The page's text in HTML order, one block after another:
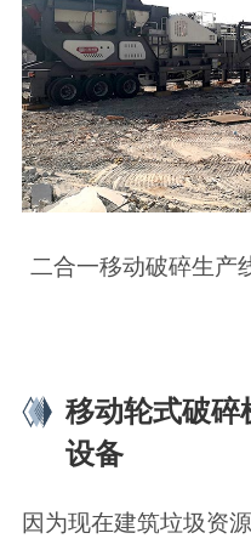
二合一移动破碎生产
移动轮式破碎
设备
因为现在建筑垃圾资